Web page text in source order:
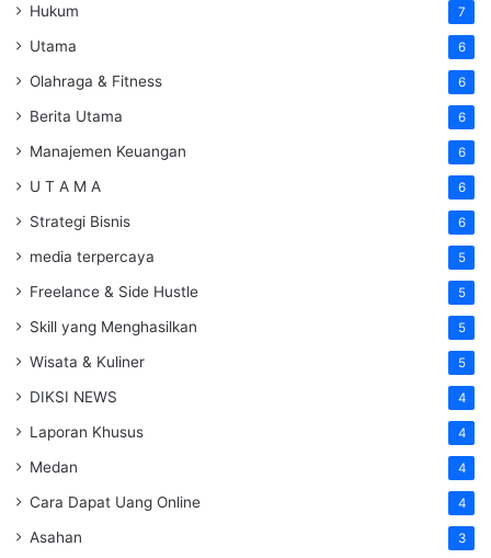
Hukum 7
Utama 6
Olahraga & Fitness 6
Berita Utama 6
Manajemen Keuangan 6
U T A M A 6
Strategi Bisnis 6
media terpercaya 5
Freelance & Side Hustle 5
Skill yang Menghasilkan 5
Wisata & Kuliner 5
DIKSI NEWS 4
Laporan Khusus 4
Medan 4
Cara Dapat Uang Online 4
Asahan 3